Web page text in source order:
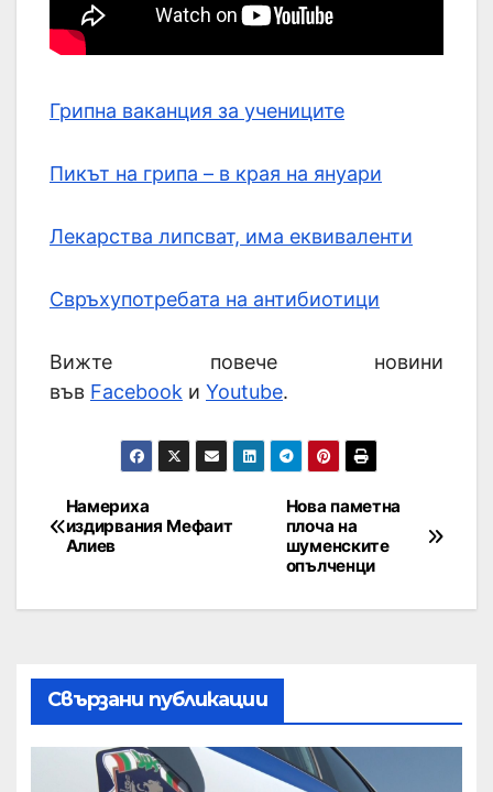
Грипна ваканция за учениците
Пикът на грипа – в края на януари
Лекарства липсват, има еквиваленти
Свръхупотребата на антибиотици
Вижте повече новини
във Facebook и Youtube.
Нова паметна
плоча на
шуменските
опълченци
Намериха
издирвания Мефаит
Алиев
Свързани публикации